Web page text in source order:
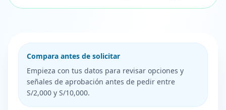
Compara antes de solicitar
Empieza con tus datos para revisar opciones y
señales de aprobación antes de pedir entre
S/2,000 y S/10,000.